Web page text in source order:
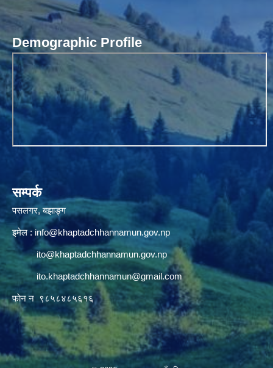
Demographic Profile
सम्पर्क
पसलगर, बझाङ्ग
इमेल : info@khaptadchhannamun.gov.np
ito@khaptadchhannamun.gov.np
ito.khaptadchhannamun@gmail.com
फाेन न‌‍‍ ९८५८४८५६१६